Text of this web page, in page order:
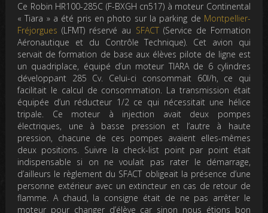
Ce Robin HR100-285C (F-BXGH cn517) à moteur Continental
« Tiara » a été pris en photo sur la parking de Montpellier-
Fréjorgues (LFMT) réservé au SFACT(Service de Formation
Aéronautique et du Contrôle Technique). Cet avion qui
servait de formation de base aux élèves pilote de ligne est
un quadriplace, équipé d’un moteur TIARA de 6 cylindres
développant 285 Cv. Celui-ci consommait 60l/h, ce qui
facilitait le calcul de consommation. La transmission était
équipée d’un réducteur 1/2 ce qui nécessitait une hélice
tripale. Ce moteur à injection avait deux pompes
électriques, une à basse pression et l’autre à haute
pression, chacune de ces pompes avaient elles-mêmes
deux positions. Suivre la check-list point par point était
indispensable si on ne voulait pas rater le démarrage,
d’ailleurs le règlement du SFACT obligeait la présence d’une
personne extérieur avec un extincteur en cas de retour de
flamme. A chaud, la consigne était de ne pas arrêter le
moteur pour changer d’élève car sinon nous étions bon